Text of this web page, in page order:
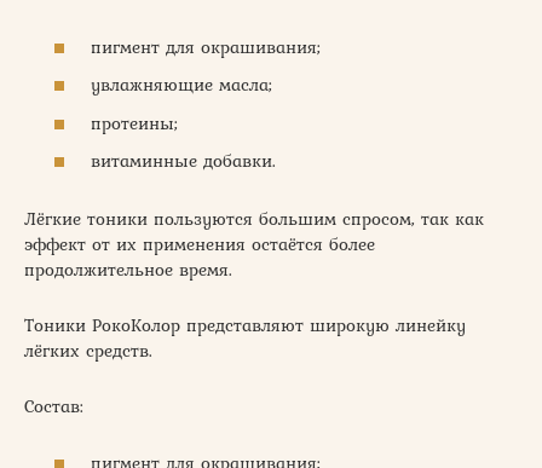
пигмент для окрашивания;
увлажняющие масла;
протеины;
витаминные добавки.
Лёгкие тоники пользуются большим спросом, так как
эффект от их применения остаётся более
продолжительное время.
Тоники РокоКолор представляют широкую линейку
лёгких средств.
Состав: